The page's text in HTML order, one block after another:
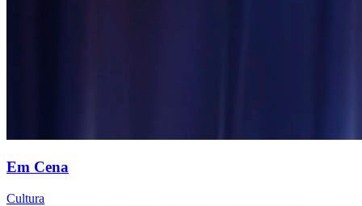
Em Cena
Cultura